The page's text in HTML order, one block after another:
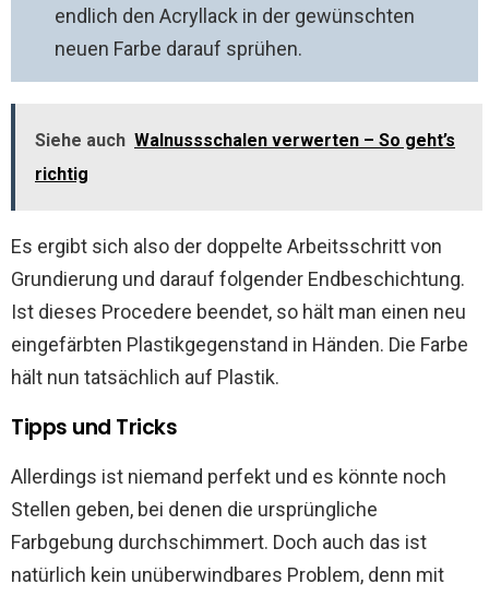
endlich den Acryllack in der gewünschten
neuen Farbe darauf sprühen.
Siehe auch Walnussschalen verwerten – So geht’s
richtig
Es ergibt sich also der doppelte Arbeitsschritt von
Grundierung und darauf folgender Endbeschichtung.
Ist dieses Procedere beendet, so hält man einen neu
eingefärbten Plastikgegenstand in Händen. Die Farbe
hält nun tatsächlich auf Plastik.
Tipps und Tricks
Allerdings ist niemand perfekt und es könnte noch
Stellen geben, bei denen die ursprüngliche
Farbgebung durchschimmert. Doch auch das ist
natürlich kein unüberwindbares Problem, denn mit